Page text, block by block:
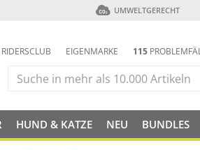
UMWELTGERECHT
RIDERSCLUB EIGENMARKE 115
HUND & KATZE NEU BUNDLES